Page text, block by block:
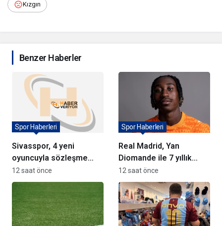
Kızgın
Benzer Haberler
Sivasspor, 4 yeni
oyuncuyla sözleşme
imzaladı
Spor Haberleri
12 saat önce
Real Madrid, Yan
Diomande ile 7 yıllık
sözleşme imzaladı
Spor Haberleri
12 saat önce